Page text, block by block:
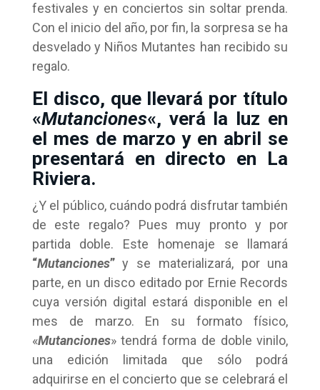
festivales y en conciertos sin soltar prenda.
Con el inicio del año, por fin, la sorpresa se ha
desvelado y Niños Mutantes han recibido su
regalo.
El disco, que llevará por título
«Mutanciones«, verá la luz en
el mes de marzo y en abril se
presentará en directo en La
Riviera.
¿Y el público, cuándo podrá disfrutar también
de este regalo? Pues muy pronto y por
partida doble. Este homenaje se llamará
“Mutanciones”y se materializará, por una
parte, en un disco editado por Ernie Records
cuya versión digital estará disponible en el
mes de marzo. En su formato físico,
«Mutanciones» tendrá forma de doble vinilo,
una edición limitada que sólo podrá
adquirirse en el concierto que se celebrará el